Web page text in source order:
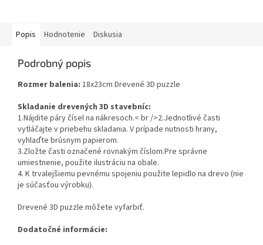
Popis Hodnotenie Diskusia
Podrobný popis
Rozmer balenia: 18x23cm Drevené 3D puzzle
Skladanie drevených 3D stavebníc:
1.Nájdite páry čísel na nákresoch.< br />2.Jednotlivé časti
vytláčajte v priebehu skladania. V prípade nutnosti hrany,
vyhlaďte brúsnym papierom.
3.Zložte časti označené rovnakým číslom.Pre správne
umiestnenie, použite ilustráciu na obale.
4. K trvalejšiemu pevnému spojeniu použite lepidlo na drevo (nie
je súčasťou výrobku).
Drevené 3D puzzle môžete vyfarbiť.
Dodatočné informácie: